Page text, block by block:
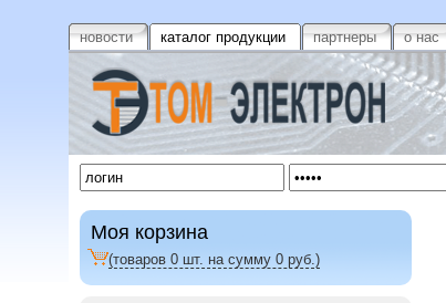
новости каталог продукции партнеры о нас
Моя корзина
(товаров 0 шт. на сумму 0 руб.)